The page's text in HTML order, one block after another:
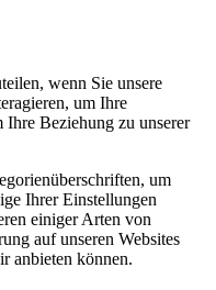
wenn Sie unsere
um Ihre
Ihre Beziehung zu unserer
um
Ihrer Einstellungen
einiger Arten von
auf unseren Websites
anbieten können.